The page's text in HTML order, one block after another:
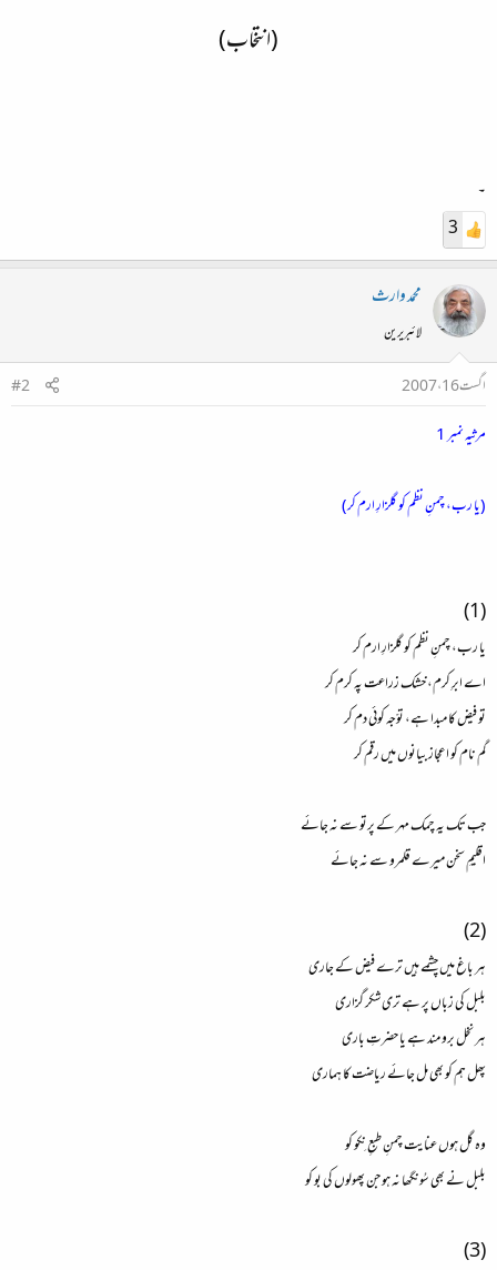
(انتخاب)
۔
3
محمد وارث
لائبریرین
اگست 16، 2007
#2
مرثیہ نمبر 1
(یا رب، چمنِ نظم کو گلزارِ ارم کر)
(1)
یا رب، چمنِ نظم کو گلزارِ ارم کر
اے ابرِ کرم، خشک زراعت پہ کرم کر
تو فیض کا مبدا ہے، توّجہ کوئی دم کر
گم نام کو اعجاز بیانوں میں رقم کر
جب تک یہ چمک مہر کے پرتو سے نہ جائے
اقلیمِ سخن میرے قلمرو سے نہ جائے
(2)
ہر باغ میں چشمے ہیں ترے فیض کے جاری
بلبل کی زباں پر ہے تری شکر گزاری
ہر نخل برو مند ہے یا حضرتِ باری
پھل ہم کو بھی مل جائے ریاضت کا ہماری
وہ گل ہوں عنایت چمنِ طبعِ نِکو کو
بلبل نے بھی سُونگھا نہ ہو جن پھولوں کی بو کو
(3)